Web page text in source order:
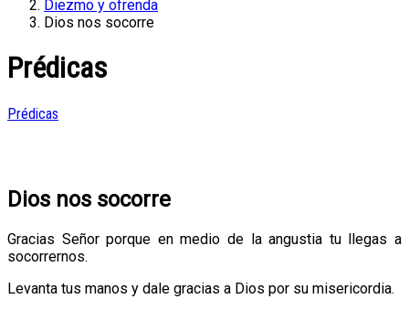
Diezmo y ofrenda
Dios nos socorre
Prédicas
Prédicas
Dios nos socorre
Gracias Señor porque en medio de la angustia tu llegas a
socorrernos.
Levanta tus manos y dale gracias a Dios por su misericordia.